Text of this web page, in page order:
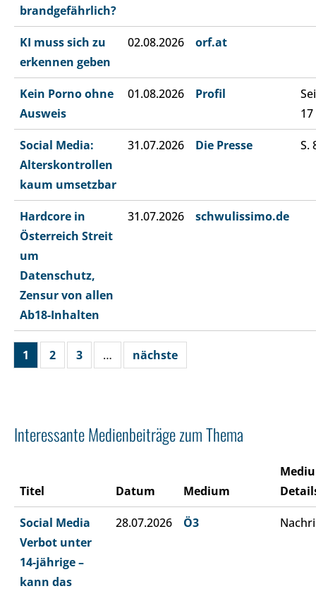
brandgefährlich?
KI muss sich zu
erkennen geben
02.08.2026 orf.at
Kein Porno ohne
Ausweis
01.08.2026 Profil
17
Social Media:
Alterskontrollen
kaum umsetzbar
31.07.2026 Die Presse S.
Hardcore in
Österreich Streit
um
Datenschutz,
Zensur von allen
Ab18-Inhalten
31.07.2026 schwulissimo.de
1 2 3 … nächste
Interessante Medienbeiträge zum Thema
Titel Datum Medium
Social Media
Verbot unter
14-jährige –
kann das
28.07.2026 Ö3